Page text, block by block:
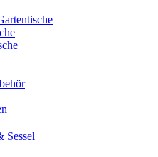
Sessel